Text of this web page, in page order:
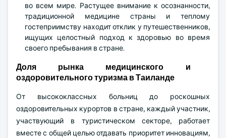
во всем мире. Растущее внимание к осознанности,
традиционной медицине страны и теплому
гостеприимству находит отклик у путешественников,
ищущих целостный подход к здоровью во время
своего пребывания в стране.
Доля рынка медицинского и
оздоровительного туризма в Таиланде
От высококлассных больниц до роскошных
оздоровительных курортов в стране, каждый участник,
участвующий в туристическом секторе, работает
вместе с общей целью отдавать приоритет инновациям,